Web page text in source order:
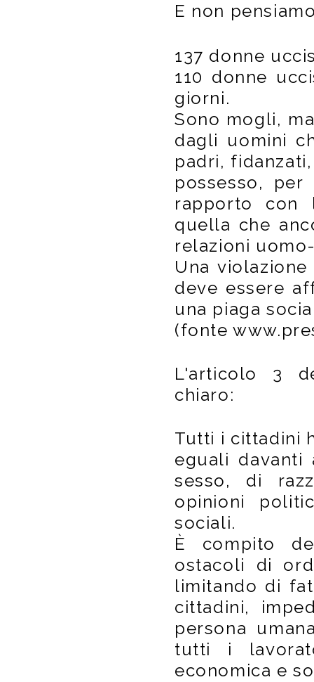
E non
137 donne
110 donne
giorni.
Sono mogli,
dagli uomini
padri,
possesso,
rapporto con
quella che
relazioni
Una
deve essere
una piaga
(fonte
L'articolo 3
chiaro:
Tutti i cittadini
eguali davanti
sesso, di
opinioni
sociali.
È compito
ostacoli di
limitando di
cittadini,
persona
tutti i
economica e